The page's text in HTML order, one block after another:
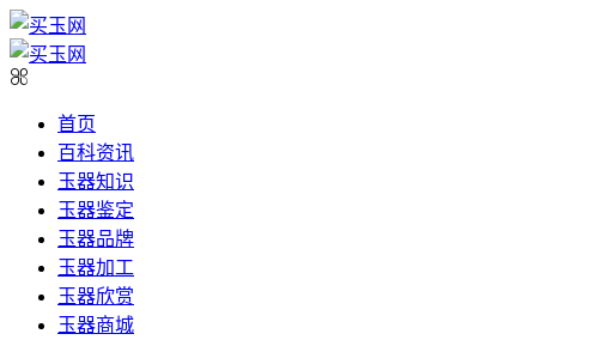
首页
百科资讯
玉器知识
玉器鉴定
玉器品牌
玉器加工
玉器欣赏
玉器商城